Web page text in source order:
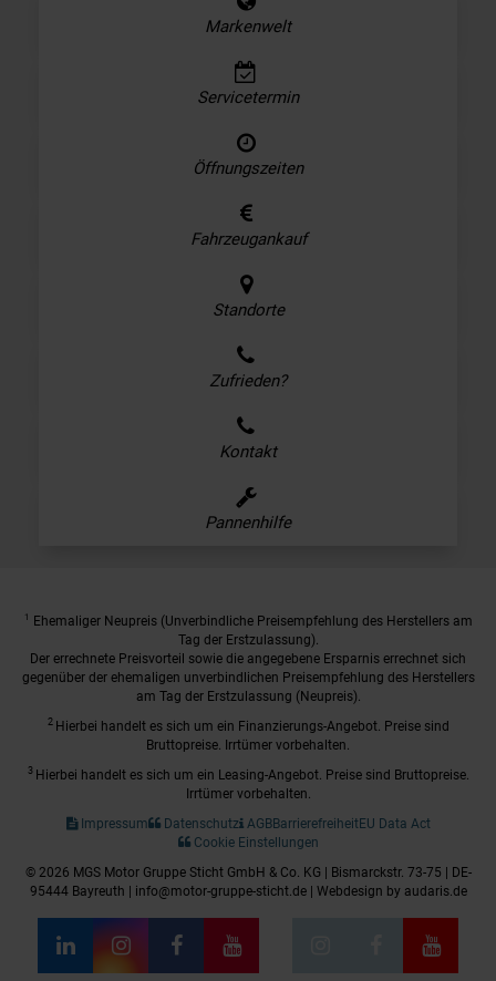
Markenwelt
Servicetermin
Öffnungszeiten
Fahrzeugankauf
Standorte
Zufrieden?
Kontakt
Pannenhilfe
1
Ehemaliger Neupreis (Unverbindliche Preisempfehlung des Herstellers am
Tag der Erstzulassung).
Der errechnete Preisvorteil sowie die angegebene Ersparnis errechnet sich
gegenüber der ehemaligen unverbindlichen Preisempfehlung des Herstellers
am Tag der Erstzulassung (Neupreis).
2 Hierbei handelt es sich um ein Finanzierungs-Angebot. Preise sind
Bruttopreise. Irrtümer vorbehalten.
3 Hierbei handelt es sich um ein Leasing-Angebot. Preise sind Bruttopreise.
Irrtümer vorbehalten.
Impressum
Datenschutz AGBBarrierefreiheitEU Data Act
Cookie Einstellungen
© 2026 MGS Motor Gruppe Sticht GmbH & Co. KG | Bismarckstr. 73-75 | DE-
95444 Bayreuth | info@motor-gruppe-sticht.de | Webdesign by audaris.de